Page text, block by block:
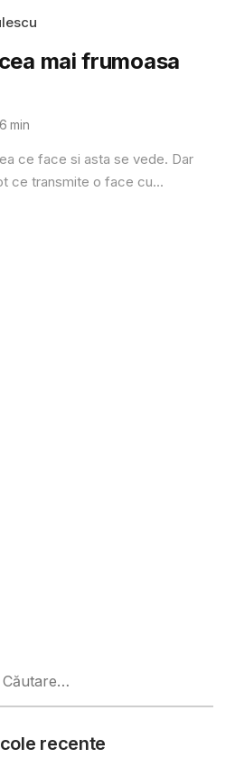
mai frumoasa
6 min
ce face si asta se vede. Dar
ce transmite o face cu...
recente